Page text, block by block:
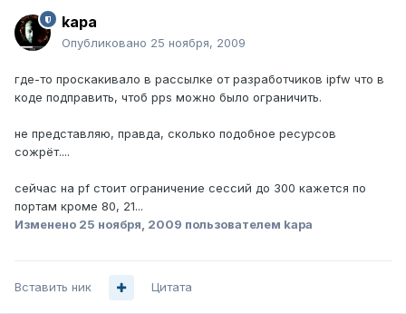
kapa
Опубликовано 25 ноября, 2009
где-то проскакивало в рассылке от разработчиков ipfw что в
коде подправить, чтоб pps можно было ограничить.
не представляю, правда, сколько подобное ресурсов
сожрёт....
сейчас на pf стоит ограничение сессий до 300 кажется по
портам кроме 80, 21...
Изменено 25 ноября, 2009 пользователем kapa
Вставить ник Цитата